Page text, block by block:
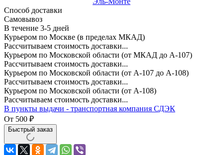
Способ доставки
Самовывоз
В течение 3-5 дней
Курьером по Москве (в пределах МКАД)
Рассчитываем стоимость доставки...
Курьером по Московской области (от МКАД до А-107)
Рассчитываем стоимость доставки...
Курьером по Московской области (от А-107 до А-108)
Рассчитываем стоимость доставки...
Курьером по Московской области (от А-108)
Рассчитываем стоимость доставки...
В пункты выдачи - транспортная компания СДЭК
От 500 ₽
Быстрый заказ